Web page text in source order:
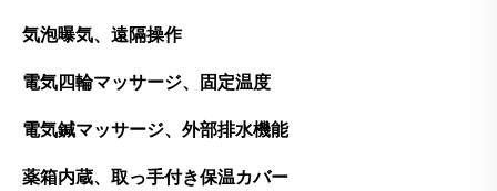
気泡曝気、遠隔操作
電気四輪マッサージ、固定温度
電気鍼マッサージ、外部排水機能
薬箱内蔵、取っ手付き保温カバー